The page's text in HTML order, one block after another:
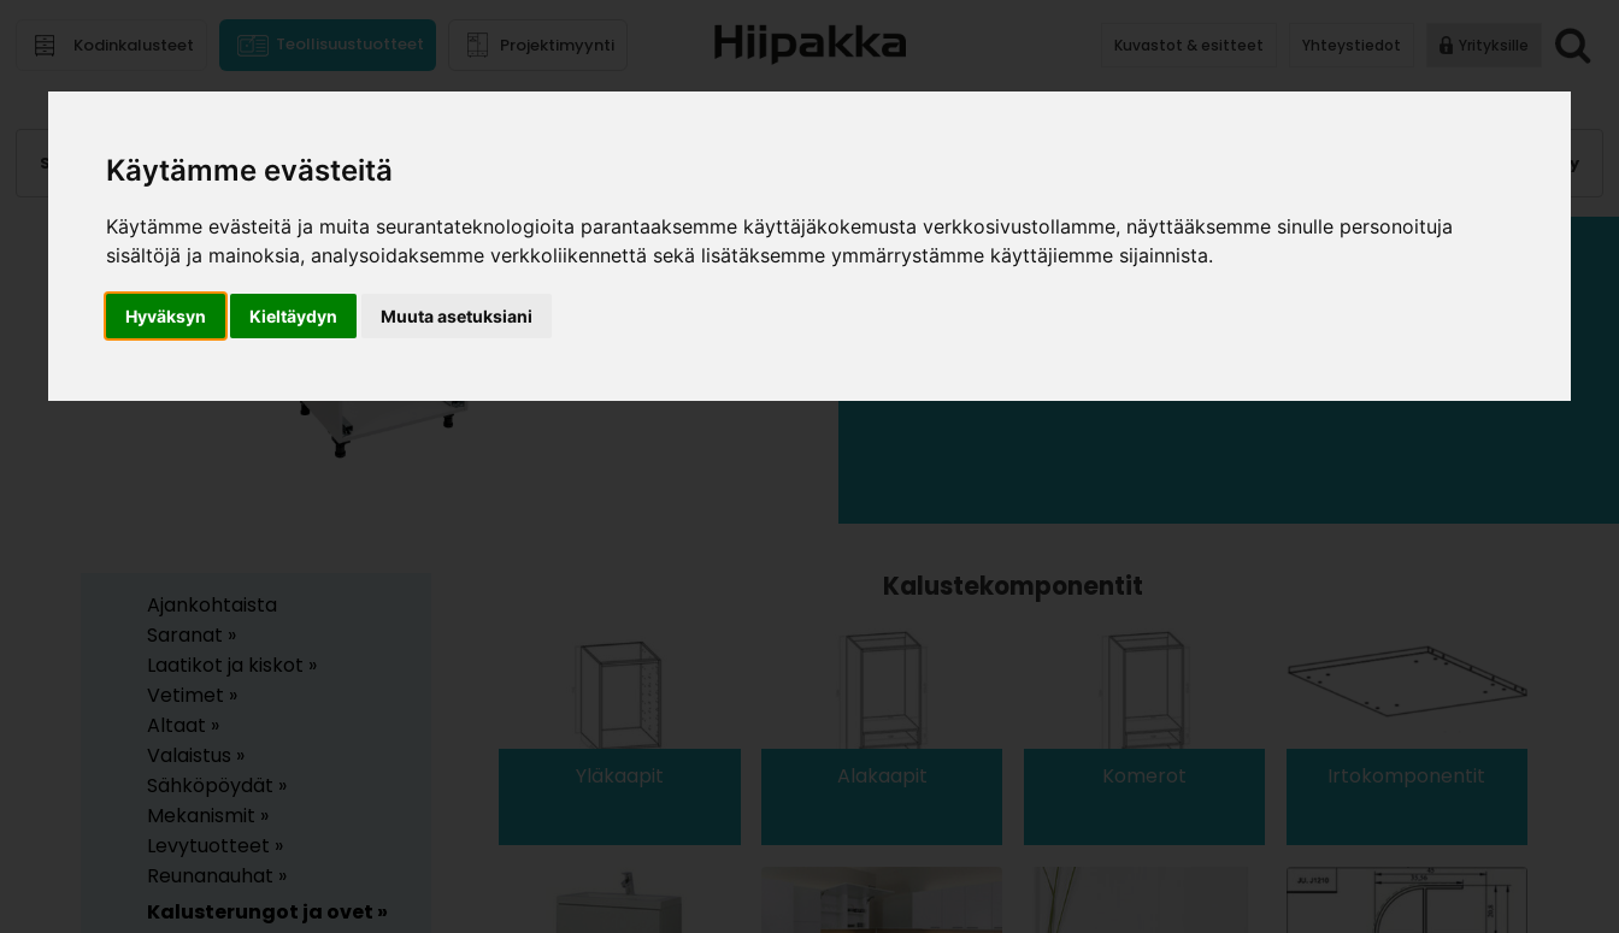
Käytämme evästeitä
Käytämme evästeitä ja muita seurantateknologioita parantaaksemme käyttäjäkokemusta verkkosivustollamme, näyttääksemme sinulle personoituja
sisältöjä ja mainoksia, analysoidaksemme verkkoliikennettä sekä lisätäksemme ymmärrystämme käyttäjiemme sijainnista.
Hyväksyn Kieltäydyn Muuta asetuksiani
Kodinkalusteet Teollisuustuotteet Projektimyynti Kuvastot & esitteet Yhteystiedot Yrityksille
Saranat Laatikot, kiskot Vetimet Pintakäsittely
KALUSTERUNGOT JA OVET
Ajankohtaista
Saranat »
Laatikot ja kiskot »
Vetimet »
Altaat »
Valaistus »
Sähköpöydät »
Mekanismit »
Levytuotteet »
Reunanauhat »
Kalusterungot ja ovet »
Kalustekomponentit
Yläkaapit Alakaapit Komerot Irtokomponentit